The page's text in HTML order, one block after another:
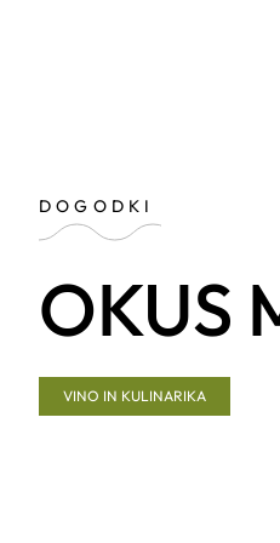
DOGODKI
OKUS
VINO IN KULINARIKA